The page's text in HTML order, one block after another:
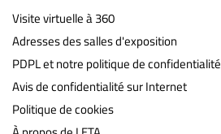
Visite virtuelle à 360
Adresses des salles d'exposition
PDPL et notre politique de confidentialité
Avis de confidentialité sur Internet
Politique de cookies